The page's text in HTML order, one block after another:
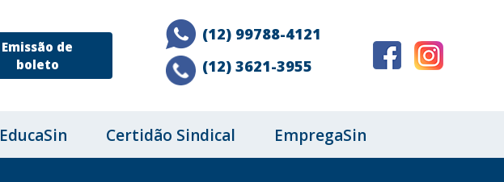
Emissão de
boleto
(12) 99788-4121
(12) 3621-3955
EducaSin Certidão Sindical EmpregaSin